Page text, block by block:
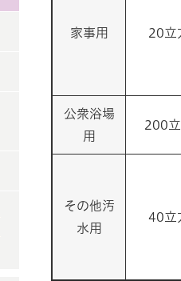
家事用 20立
公衆浴場
用
200
その他汚
水用
40立